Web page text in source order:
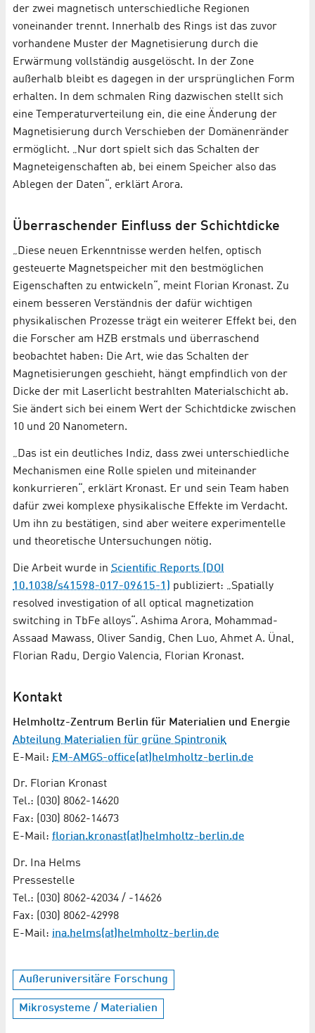
der zwei magnetisch unterschiedliche Regionen
voneinander trennt. Innerhalb des Rings ist das zuvor
vorhandene Muster der Magnetisierung durch die
Erwärmung vollständig ausgelöscht. In der Zone
außerhalb bleibt es dagegen in der ursprünglichen Form
erhalten. In dem schmalen Ring dazwischen stellt sich
eine Temperaturverteilung ein, die eine Änderung der
Magnetisierung durch Verschieben der Domänenränder
ermöglicht. „Nur dort spielt sich das Schalten der
Magneteigenschaften ab, bei einem Speicher also das
Ablegen der Daten“, erklärt Arora.
Überraschender Einfluss der Schichtdicke
„Diese neuen Erkenntnisse werden helfen, optisch
gesteuerte Magnetspeicher mit den bestmöglichen
Eigenschaften zu entwickeln“, meint Florian Kronast. Zu
einem besseren Verständnis der dafür wichtigen
physikalischen Prozesse trägt ein weiterer Effekt bei, den
die Forscher am HZB erstmals und überraschend
beobachtet haben: Die Art, wie das Schalten der
Magnetisierungen geschieht, hängt empfindlich von der
Dicke der mit Laserlicht bestrahlten Materialschicht ab.
Sie ändert sich bei einem Wert der Schichtdicke zwischen
10 und 20 Nanometern.
„Das ist ein deutliches Indiz, dass zwei unterschiedliche
Mechanismen eine Rolle spielen und miteinander
konkurrieren“, erklärt Kronast. Er und sein Team haben
dafür zwei komplexe physikalische Effekte im Verdacht.
Um ihn zu bestätigen, sind aber weitere experimentelle
und theoretische Untersuchungen nötig.
Die Arbeit wurde in Scientific Reports (DOI
10.1038/s41598-017-09615-1) publiziert: „Spatially
resolved investigation of all optical magnetization
switching in TbFe alloys“. Ashima Arora, Mohammad-
Assaad Mawass, Oliver Sandig, Chen Luo, Ahmet A. Ünal,
Florian Radu, Dergio Valencia, Florian Kronast.
Kontakt
Helmholtz-Zentrum Berlin für Materialien und Energie
Abteilung Materialien für grüne Spintronik
E-Mail: EM-AMGS-office(at)helmholtz-berlin.de
Dr. Florian Kronast
Tel.: (030) 8062-14620
Fax: (030) 8062-14673
E-Mail: florian.kronast(at)helmholtz-berlin.de
Dr. Ina Helms
Pressestelle
Tel.: (030) 8062-42034 / -14626
Fax: (030) 8062-42998
E-Mail: ina.helms(at)helmholtz-berlin.de
Außeruniversitäre Forschung
Mikrosysteme / Materialien